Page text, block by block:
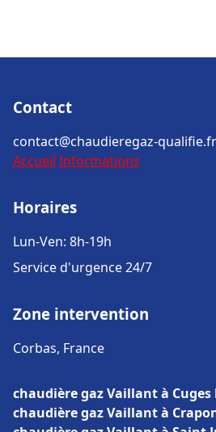
Contact
contact@chaudieregaz-qualifie.fr
Accueil Informations
Horaires
Lun-Ven: 8h-19h
Service d'urgence 24/7
Zone intervention
Corbas, France
chaudière gaz Vaillant à Cuges
chaudière gaz Vaillant à